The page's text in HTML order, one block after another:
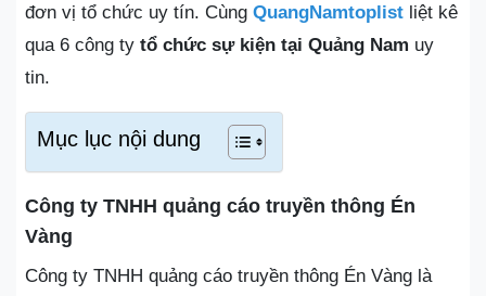
đơn vị tổ chức uy tín. Cùng QuangNamtoplist liệt kê
qua 6 công ty tổ chức sự kiện tại Quảng Nam uy
tin.
Mục lục nội dung
Công ty TNHH quảng cáo truyền thông Én
Vàng
Công ty TNHH quảng cáo truyền thông Én Vàng là